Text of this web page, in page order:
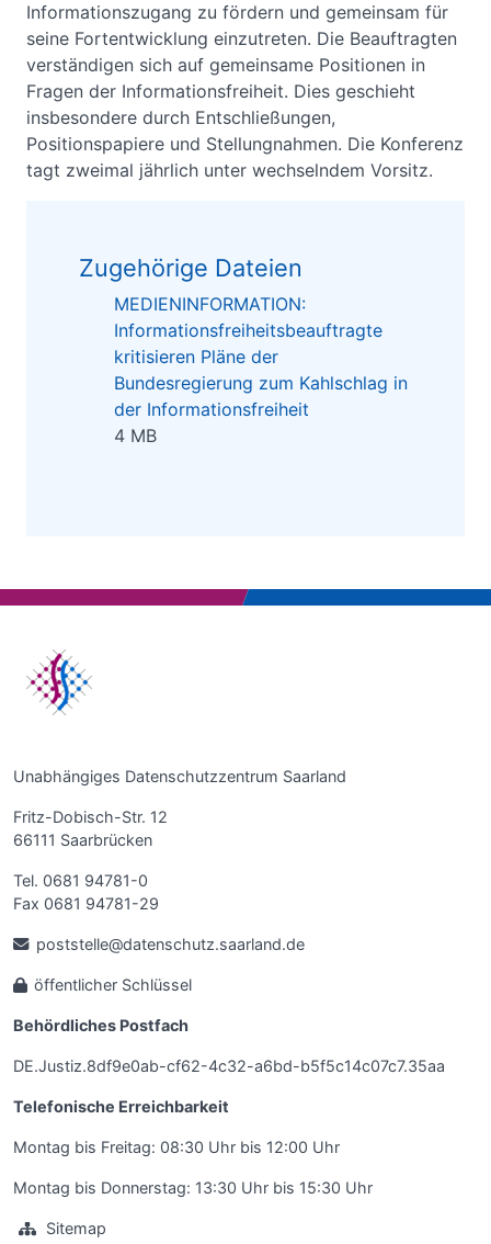
Informationszugang zu fördern und gemeinsam für
seine Fortentwicklung einzutreten. Die Beauftragten
verständigen sich auf gemeinsame Positionen in
Fragen der Informationsfreiheit. Dies geschieht
insbesondere durch Entschließungen,
Positionspapiere und Stellungnahmen. Die Konferenz
tagt zweimal jährlich unter wechselndem Vorsitz.
Zugehörige Dateien
MEDIENINFORMATION:
Informationsfreiheitsbeauftragte
kritisieren Pläne der
Bundesregierung zum Kahlschlag in
der Informationsfreiheit
4 MB
Unabhängiges Datenschutzzentrum Saarland
Fritz-Dobisch-Str. 12
66111 Saarbrücken
Tel. 0681 94781-0
Fax 0681 94781-29
poststelle@datenschutz.saarland.de
öffentlicher Schlüssel
Behördliches Postfach
DE.Justiz.8df9e0ab-cf62-4c32-a6bd-b5f5c14c07c7.35aa
Telefonische Erreichbarkeit
Montag bis Freitag: 08:30 Uhr bis 12:00 Uhr
Montag bis Donnerstag: 13:30 Uhr bis 15:30 Uhr
Sitemap